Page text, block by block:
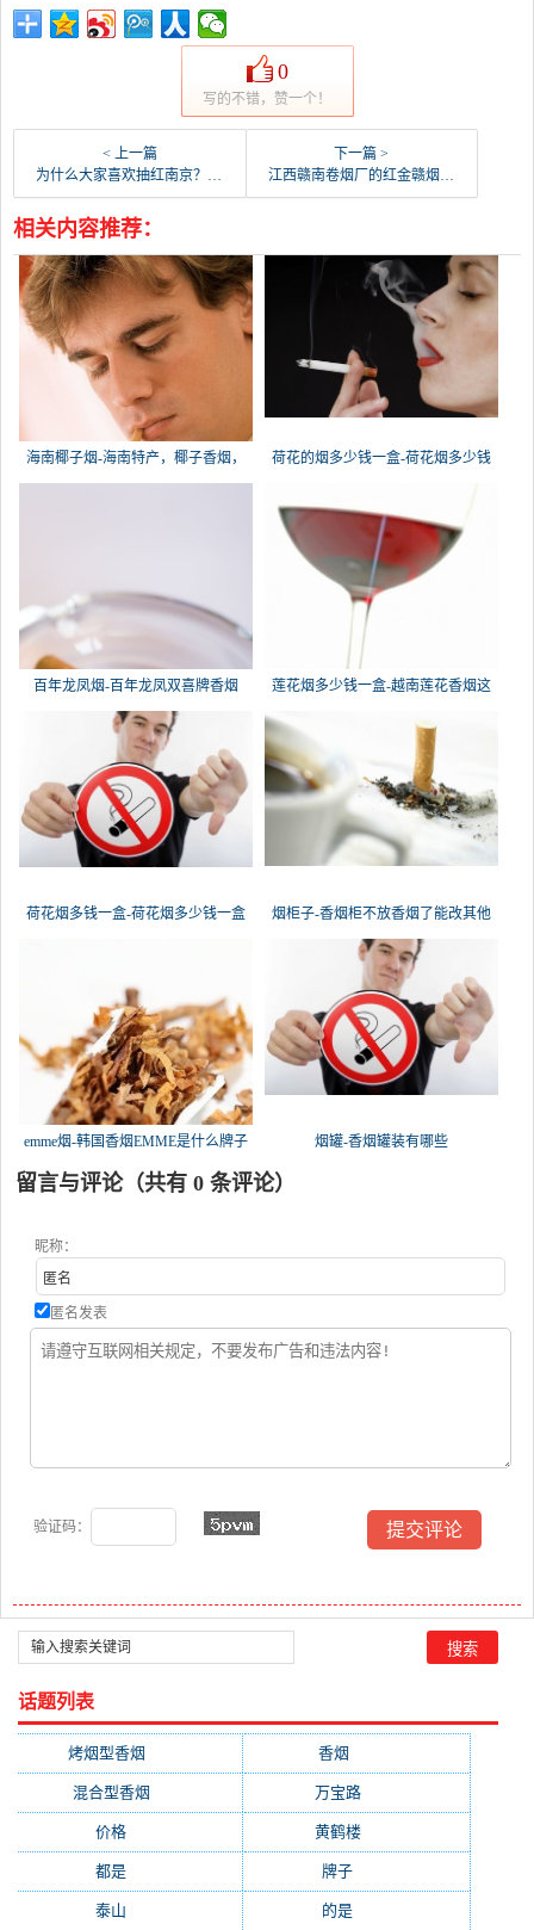
0
写的不错，赞一个！
< 上一篇
为什么大家喜欢抽红南京？和红南京差不多的味道的烟有哪些？
下一篇 >
江西赣南卷烟厂的红金赣烟多少钱一包？谢谢？
相关内容推荐：
海南椰子烟-海南特产，椰子香烟，
荷花的烟多少钱一盒-荷花烟多少钱
百年龙凤烟-百年龙凤双喜牌香烟 莲花烟多少钱一盒-越南莲花香烟这
荷花烟多钱一盒-荷花烟多少钱一盒 烟柜子-香烟柜不放香烟了能改其他
emme烟-韩国香烟EMME是什么牌子 烟罐-香烟罐装有哪些
留言与评论（共有 0 条评论）
昵称：
匿名发表
验证码：
话题列表
烤烟型香烟 香烟
混合型香烟 万宝路(331)
价格 黄鹤楼(315)
都是 牌子
泰山 的是